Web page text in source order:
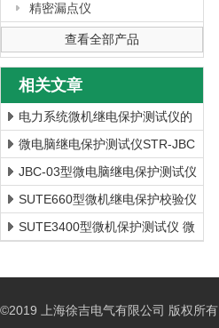
精密漏点仪
查看全部产品
相关文章
电力系统微机继电保护测试仪的
作用
微电脑继电保护测试仪STR-JBC
型号技术参数
JBC-03型微电脑继电保护测试仪
的使用注意事项
SUTE660型微机继电保护校验仪
微电脑继电保护测试仪推荐
SUTE3400型微机保护测试仪 微
©2019 上海徐吉电气有限公司 版权所有